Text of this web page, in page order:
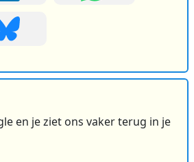
en je ziet ons vaker terug in je